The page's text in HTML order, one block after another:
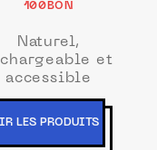
100BON
Naturel,
et
accessible
LES PRODUITS